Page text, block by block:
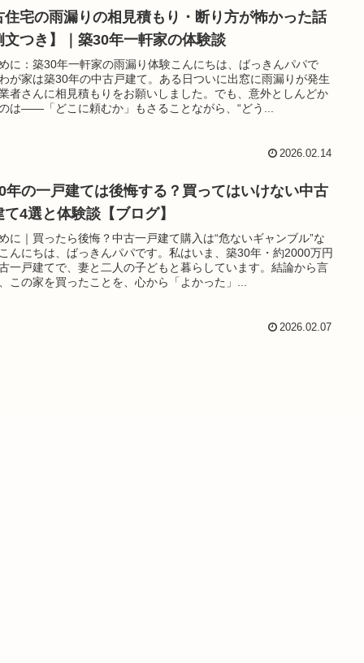
住宅の雨漏りの相見積もり・断り方が怖かった話
文つき】｜築30年一軒家の体験談
に：築30年一軒家の雨漏り体験こんにちは、ばっきんパパで
が家は築30年の中古戸建て。ある日ついに出窓に雨漏りが発生
者さんに相見積もりをお願いしました。でも、意外としんどか
は——「どこに頼むか」もさることながら、“どう...
2026.02.14
年の一戸建ては後悔する？買ってはいけない中古
て4選と体験談【ブログ】
に｜買ったら後悔？中古一戸建て購入は“危ないギャンブル”な
んにちは、ばっきんパパです。私はいま、築30年・約2000万円
一戸建てで、妻と二人の子どもと暮らしています。結論から言
この家を買ったことを、心から「よかった」...
2026.02.07